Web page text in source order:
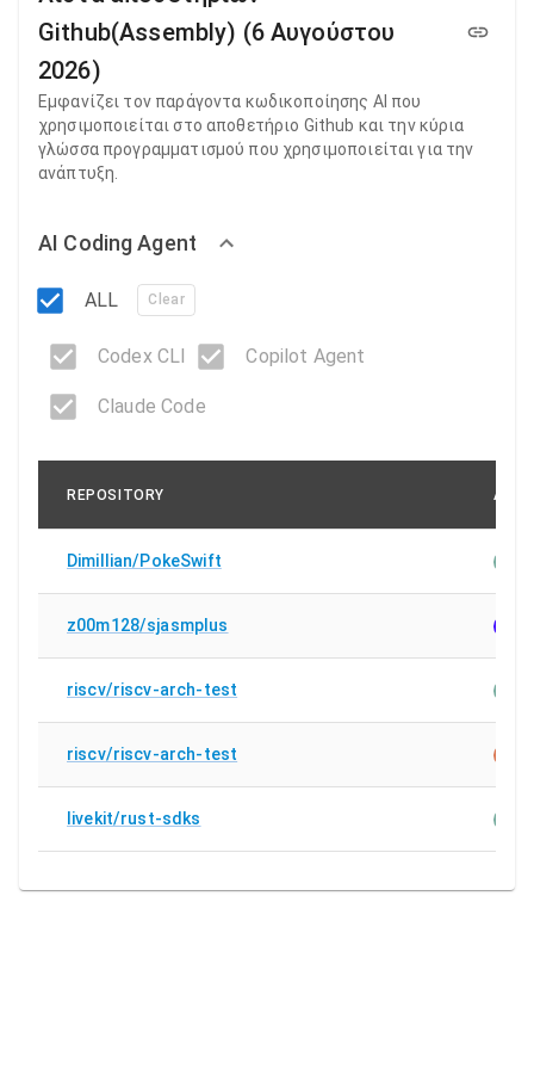
Github(Assembly) (6 Αυγούστου
2026)
Εμφανίζει τον παράγοντα κωδικοποίησης AI που
χρησιμοποιείται στο αποθετήριο Github και την κύρια
γλώσσα προγραμματισμού που χρησιμοποιείται για την
ανάπτυξη.
AI Coding Agent
ALL Clear
Codex CLI Copilot Agent
Claude Code
REPOSITORY
Dimillian/PokeSwift
z00m128/sjasmplus
riscv/riscv-arch-test
riscv/riscv-arch-test
livekit/rust-sdks